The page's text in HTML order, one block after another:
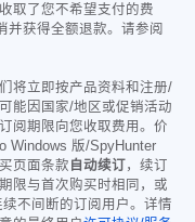
取了您不希望支付的费
并获得全额退款。请参阅
将立即按产品资料和注册/
能因国家/地区或促销活动
阅期限向您收取费用。价
Windows 版/SpyHunter
页面条款 自动续订，续订
限与首次购买时相同，或
不间断的订阅用户。详情